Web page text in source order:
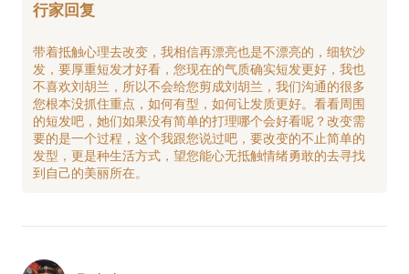
行家回复
带着抵触心理去改变，我相信再漂亮也是不漂亮的，细软沙
发，要厚重短发才好看，您现在的气质确实短发更好，我也
不喜欢刘胡兰，所以不会给您剪成刘胡兰，我们沟通的很多
您根本没抓住重点，如何有型，如何让发质更好。看看周围
的短发吧，她们如果没有简单的打理哪个会好看呢？改变需
要的是一个过程，这个我跟您说过吧，要改变的不止简单的
发型，更是种生活方式，望您能心无抵触情绪勇敢的去寻找